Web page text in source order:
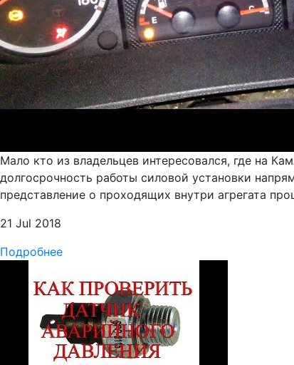
Мало кто из владельцев интересовался, где на
долгосрочность работы силовой установки
представление о проходящих внутри агрегата
21 Jul 2018
Подробнее